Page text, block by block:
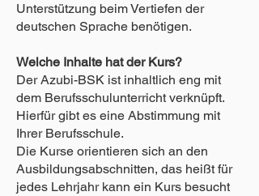
Unterstützung beim Vertiefen der
deutschen Sprache benötigen.
Welche Inhalte hat der Kurs?
Der Azubi-BSK ist inhaltlich eng mit
dem Berufsschulunterricht verknüpft.
Hierfür gibt es eine Abstimmung mit
Ihrer Berufsschule.
Die Kurse orientieren sich an den
Ausbildungsabschnitten, das heißt für
jedes Lehrjahr kann ein Kurs besucht